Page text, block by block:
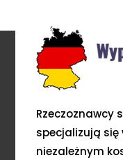
Rzeczoznawcy
specjalizują się
niezależnym